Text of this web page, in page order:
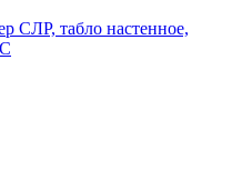
СЛР, табло настенное,